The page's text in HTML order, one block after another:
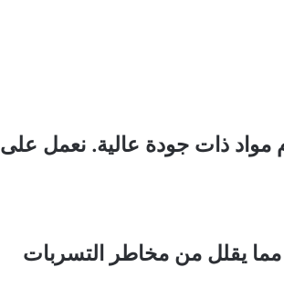
مواد ذات جودة عالية. نعمل على
مما يقلل من مخاطر التسربات